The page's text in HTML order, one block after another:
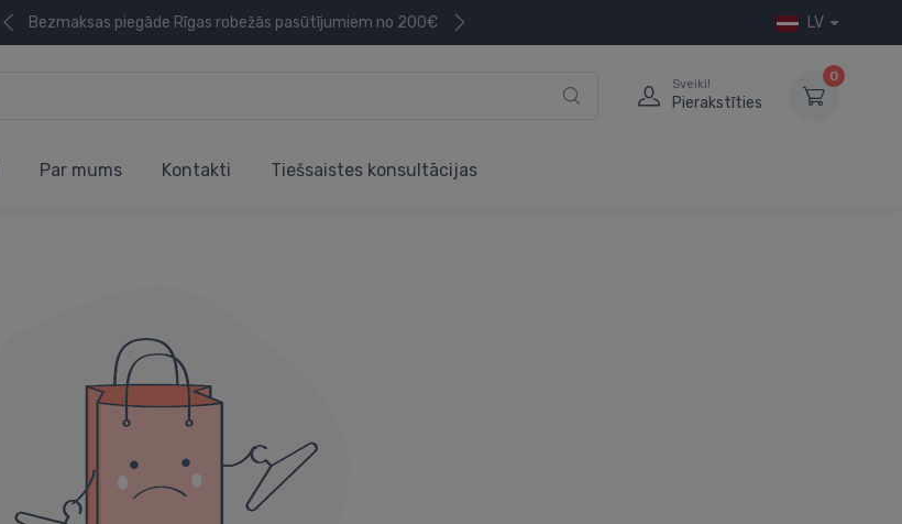
Bezmaksas piegāde Rīgas robežās pasūtījumiem no 200€ LV
Sveiki!
Pierakstīties
0
Par mums Kontakti Tiešsaistes konsultācijas